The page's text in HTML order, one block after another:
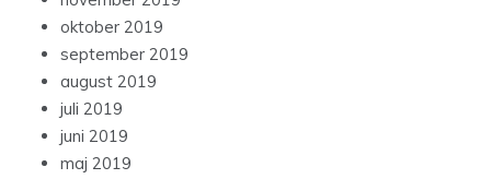
oktober 2019
september 2019
august 2019
juli 2019
juni 2019
maj 2019